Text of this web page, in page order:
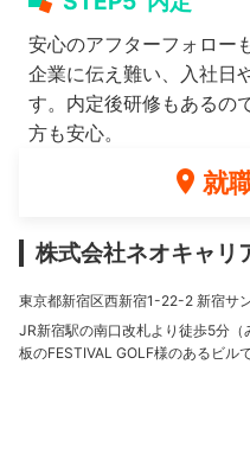
安心のアフターフォロー
企業に伝え難い、入社日
す。内定後研修もあるの
方も安心。
就
株式会社ネオキャリ
東京都新宿区西新宿1-22-2 新宿サ
JR新宿駅の南口改札より徒歩5分
板のFESTIVAL GOLF様のあるビルで